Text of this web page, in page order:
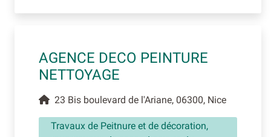
AGENCE DECO PEINTURE
NETTOYAGE
23 Bis boulevard de l'Ariane, 06300, Nice
Travaux de Peitnure et de décoration,